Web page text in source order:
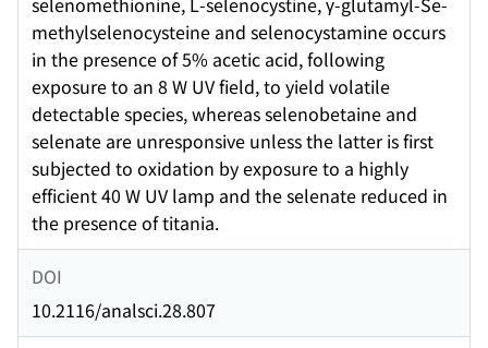
methylselenocysteine and selenocystamine occurs
in the presence of 5% acetic acid, following
exposure to an 8 W UV field, to yield volatile
detectable species, whereas selenobetaine and
selenate are unresponsive unless the latter is first
subjected to oxidation by exposure to a highly
efficient 40 W UV lamp and the selenate reduced in
the presence of titania.
DOI
10.2116/analsci.28.807